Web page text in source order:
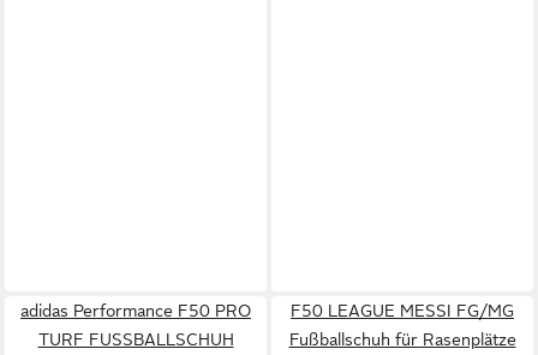
adidas Performance F50 PRO
TURF FUSSBALLSCHUH
F50 LEAGUE MESSI FG/MG
Fußballschuh für Rasenplätze